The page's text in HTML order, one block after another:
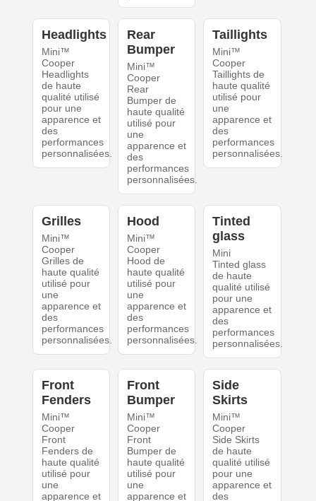
Headlights
Mini™
Cooper
Headlights
de haute
qualité utilisé
pour une
apparence et
des
performances
personnalisées.
Rear
Bumper
Mini™
Cooper
Rear
Bumper de
haute qualité
utilisé pour
une
apparence et
des
performances
personnalisées.
Taillights
Mini™
Cooper
Taillights de
haute qualité
utilisé pour
une
apparence et
des
performances
personnalisées.
Grilles
Mini™
Cooper
Grilles de
haute qualité
utilisé pour
une
apparence et
des
performances
personnalisées.
Hood
Mini™
Cooper
Hood de
haute qualité
utilisé pour
une
apparence et
des
performances
personnalisées.
Tinted
glass
Mini
Tinted glass
de haute
qualité utilisé
pour une
apparence et
des
performances
personnalisées.
Front
Fenders
Mini™
Cooper
Front
Fenders de
haute qualité
utilisé pour
une
apparence et
Front
Bumper
Mini™
Cooper
Front
Bumper de
haute qualité
utilisé pour
une
apparence et
Side
Skirts
Mini™
Cooper
Side Skirts
de haute
qualité utilisé
pour une
apparence et
des